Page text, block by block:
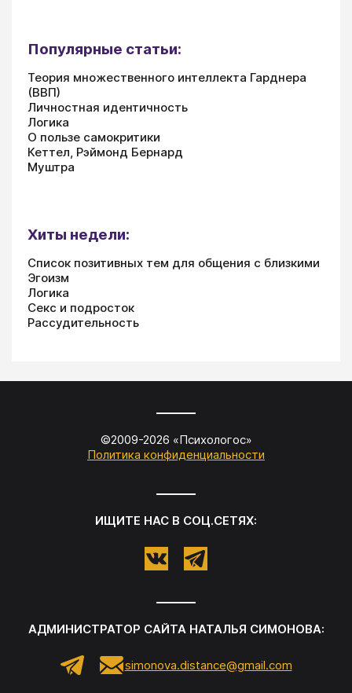
Популярные статьи:
Теория множественного интеллекта Гарднера
(ВВП)
Личностная идентичность
Логика
О пользе самокритики
Кеттел, Рэймонд Бернард
Муштра
Хиты недели:
Список позитивных тем для общения с близкими
Эгоизм
Логика
Секс и подросток
Рассудительность
©2009-2026 «Психологос»
Политика конфиденциальности
ИЩИТЕ НАС В СОЦ.СЕТЯХ:
АДМИНИСТРАТОР САЙТА НАТАЛЬЯ СИМОНОВА:
simonova.distance@gmail.com